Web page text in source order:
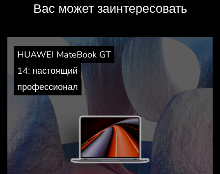
Вас может заинтересовать
HUAWEI MateBook GT
14: настоящий
профессионал